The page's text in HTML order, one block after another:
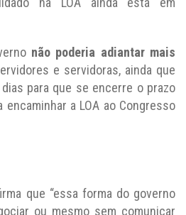
não poderia adiantar mais
e servidoras, ainda que
para que se encerre o prazo
a LOA ao Congresso
que “essa forma do governo
ou mesmo sem comunicar